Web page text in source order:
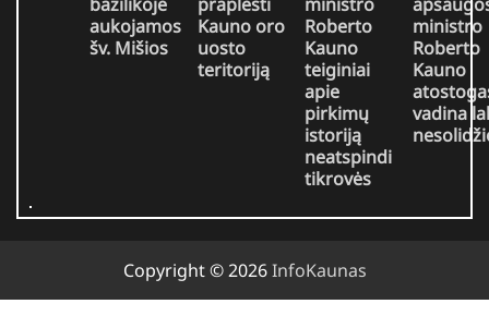
aukojamos
šv. Mišios
Kauno oro
uosto
teritoriją
Roberto
Kauno
teiginiai
apie
pirkimų
istoriją
neatspindi
tikrovės
ministro
Roberto
Kauno
vadina
Copyright © 2026InfoKaunas